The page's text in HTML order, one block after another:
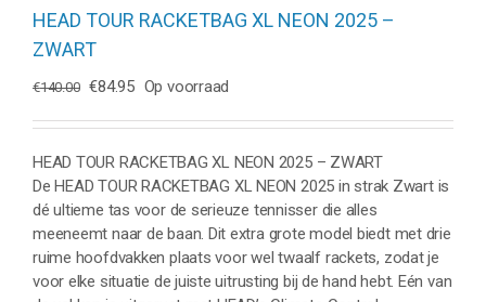
HEAD TOUR RACKETBAG XL NEON 2025 –
ZWART
€140.00 Oorspronkelijke
was:
€140.00.
€84.95Huidige
is:
€84.95.
Op voorraad
HEAD TOUR RACKETBAG XL NEON 2025 – ZWART
De HEAD TOUR RACKETBAG XL NEON 2025 in strak Zwart is
dé ultieme tas voor de serieuze tennisser die alles
meeneemt naar de baan. Dit extra grote model biedt met drie
ruime hoofdvakken plaats voor wel twaalf rackets, zodat je
voor elke situatie de juiste uitrusting bij de hand hebt. Eén van